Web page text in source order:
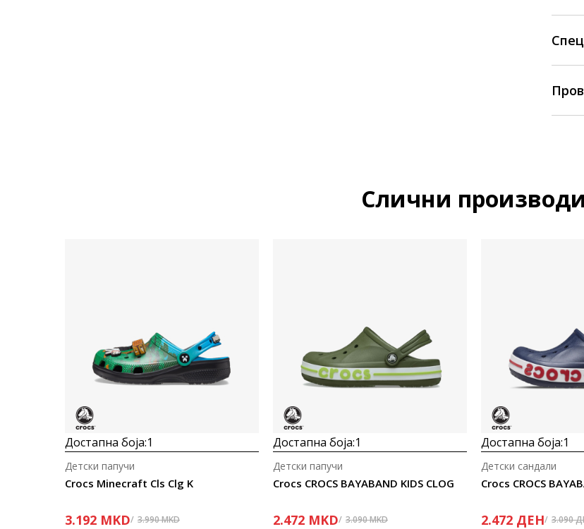
Слични производи
Достапна боја:1
Crocs Minecraft Cls Clg K
Детски папучи
3.192 MKD 3.990MKD
Достапна боја:1
Crocs CROCS BAYABAND KIDS CLOG
Детски папучи
2.472 MKD 3.090MKD
Достапна боја:1
Crocs CROCS
Детски сандали
2.472 ДЕН 3.090